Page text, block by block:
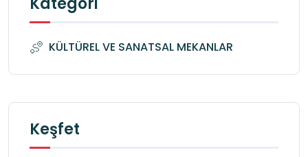
KÜLTÜREL VE SANATSAL MEKANLAR
Keşfet